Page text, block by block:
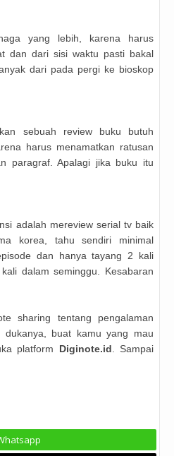
yang lebih, karena harus
dan dari sisi waktu pasti bakal
dari pada pergi ke bioskop
sebuah review buku butuh
harus menamatkan ratusan
paragraf. Apalagi jika buku itu
adalah mereview serial tv baik
korea, tahu sendiri minimal
dan hanya tayang 2 kali
dalam seminggu. Kesabaran
sharing tentang pengalaman
dukanya, buat kamu yang mau
platform Diginote.id . Sampai